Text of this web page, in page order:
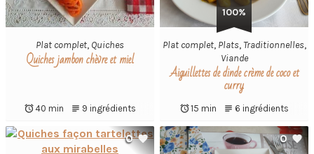
Plat complet, Quiches
Quiches jambon chèvre et miel
40 min 9 ingrédients
100%
Plat complet, Plats,Traditionnelles,
Viande
Aiguillettes de dinde crème de coco et
curry
15 min 6 ingrédients
0 0